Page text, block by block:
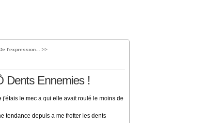
l'expression... >>
Dents Ennemies !
le mec a qui elle avait roulé le moins de
tendance depuis a me frotter les dents